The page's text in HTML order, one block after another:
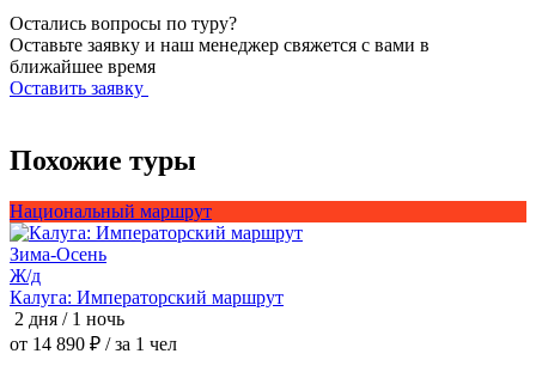
Остались вопросы по туру?
Оставьте заявку и наш менеджер свяжется с вами в
ближайшее время
Оставить заявку
Похожие туры
Национальный маршрут
Зима-Осень
Ж/д
Калуга: Императорский маршрут
2 дня / 1 ночь
от 14 890 ₽ / за 1 чел